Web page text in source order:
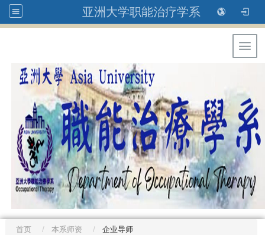
亚洲大学职能治疗学系
首页 本系师资 企业导师